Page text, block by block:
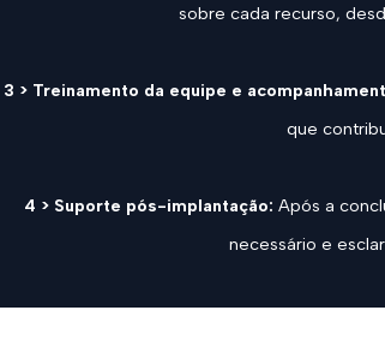
sobre cada recurso,
3 > Treinamento da equipe e
que
4 > Suporte pós-implantação: Após a
necessário e